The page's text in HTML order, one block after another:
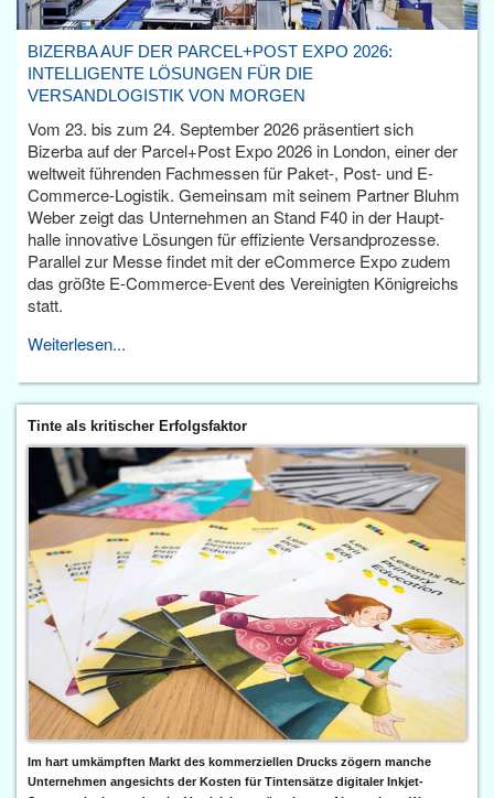
BIZERBA AUF DER PARCEL+POST EXPO 2026:
INTELLIGENTE LÖSUNGEN FÜR DIE
VERSANDLOGISTIK VON MORGEN
Vom 23. bis zum 24. September 2026 präsentiert sich
Bizerba auf der Parcel+Post Expo 2026 in London, einer der
weltweit führenden Fachmessen für Paket-, Post- und E-
Commerce-Logistik. Gemeinsam mit seinem Partner Bluhm
Weber zeigt das Unternehmen an Stand F40 in der Haupt­
halle innovative Lösungen für effiziente Versandprozesse.
Parallel zur Messe findet mit der eCommerce Expo zudem
das größte E-Commerce-Event des Vereinigten Königreichs
statt.
Weiterlesen...
Tinte als kritischer Erfolgsfaktor
Im hart umkämpften Markt des kommerziellen Drucks zögern manche
Unternehmen angesichts der Kosten für Tintensätze digitaler Inkjet-